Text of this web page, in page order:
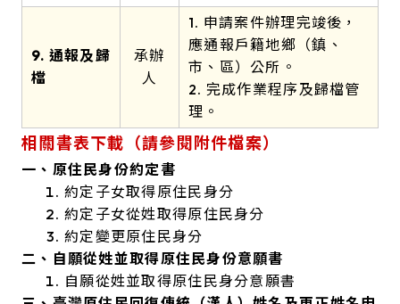
9. 通報及歸
檔
承辦
人
1. 申請案件辦理完竣後，
應通報戶籍地鄉（鎮、
市、區）公所。
2. 完成作業程序及歸檔管
理。
相關書表下載（請參閱附件檔案）
一、原住民身份約定書
約定子女取得原住民身分
約定子女從姓取得原住民身分
約定變更原住民身分
二、自願從姓並取得原住民身份意願書
自願從姓並取得原住民身分意願書